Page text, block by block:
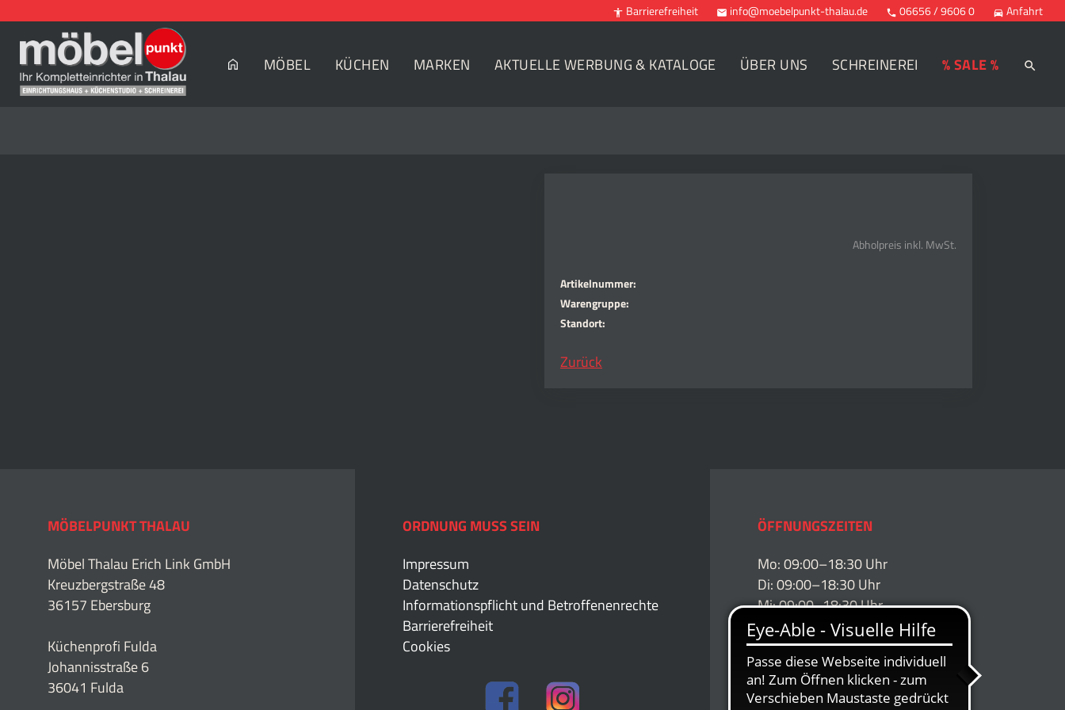
 Barrierefreiheit  info@moebelpunkt-thalau.de  06656 / 9606 0  Anfahrt
MÖBEL KÜCHEN MARKEN AKTUELLE WERBUNG & KATALOGE ÜBER UNS SCHREINEREI % SALE %
Abholpreis inkl. MwSt.
Artikelnummer:
Warengruppe:
Standort:
Zurück
MÖBELPUNKT THALAU
Möbel Thalau Erich Link GmbH
Kreuzbergstraße 48
36157 Ebersburg
Küchenprofi Fulda
Johannisstraße 6
36041 Fulda
ORDNUNG MUSS SEIN
Impressum
Datenschutz
Informationspflicht und Betroffenenrechte
Barrierefreiheit
Cookies
ÖFFNUNGSZEITEN
Mo: 09:00–18:30 Uhr
Di: 09:00–18:30 Uhr
Mi: 09:00–18:30 Uhr
Do: 09:00–19:30 Uhr
Fr: 09:00–18:30 Uhr
Sa: 09:00–14.00 Uhr